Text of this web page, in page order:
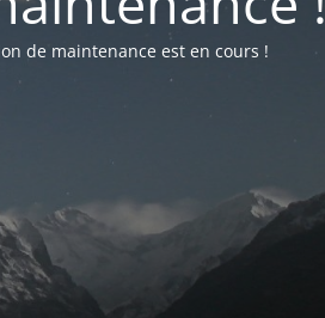
de maintenance est en cours !